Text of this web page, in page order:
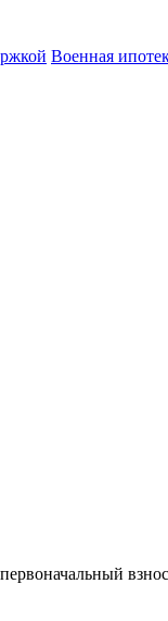
Военная
взнос